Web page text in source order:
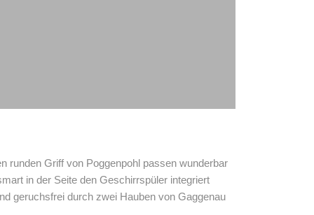
runden Griff von Poggenpohl passen wunderbar
in der Seite den Geschirrspüler integriert
geruchsfrei durch zwei Hauben von Gaggenau